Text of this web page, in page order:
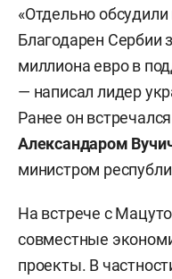
«Отдельно
Благодарен Сербии
миллиона евро в
— написал лидер
Ранее он
Александаром
министром
На встрече с
совместные
проекты. В